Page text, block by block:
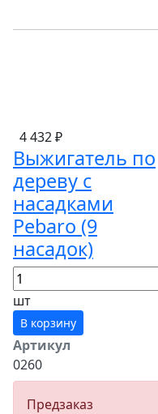
4 432 ₽
Выжигатель по
дереву с
насадками
Pebaro (9
насадок)
шт
В корзину
Артикул
0260
Предзаказ